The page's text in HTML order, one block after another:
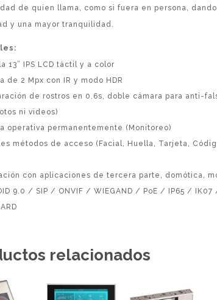
de quien llama, como si fuera en persona,
y una mayor tranquilidad.
13” IPS LCD táctil y a color
de 2 Mpx con IR y modo HDR
de rostros en 0.6s, doble cámara para anti-
ni videos)
operativa permanentemente (Monitoreo)
métodos de acceso (Facial, Huella, Tarjeta,
con aplicaciones de tercera parte, domótica,
9.0 / SIP / ONVIF / WIEGAND / PoE / IP65 / IK07
relacionados